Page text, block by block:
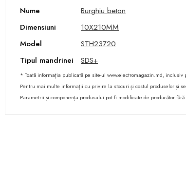
Nume
Burghiu beton
Dimensiuni
10X210MM
Model
STH23720
Tipul mandrinei
SDS+
* Toată informația publicată pe site-ul www.electromagazin.md,
Pentru mai multe informații cu privire la stocuri și costul produselor și
Parametrii și componența produsului pot fi modificate de producător